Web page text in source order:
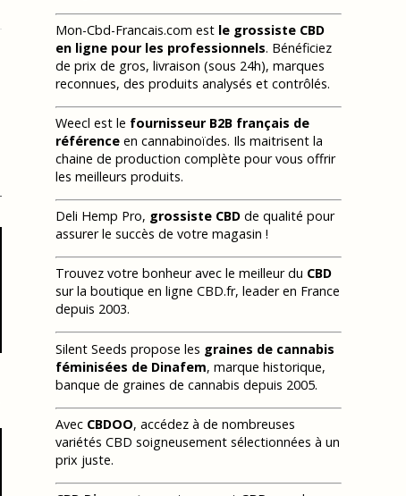
Mon-Cbd-Francais.com est le grossiste CBD
en ligne pour les professionnels. Bénéficiez
de prix de gros, livraison (sous 24h), marques
reconnues, des produits analysés et contrôlés.
Weecl est le fournisseur B2B français de
référence en cannabinoïdes. Ils maitrisent la
chaine de production complète pour vous offrir
les meilleurs produits.
Deli Hemp Pro, grossiste CBD de qualité pour
assurer le succès de votre magasin !
Trouvez votre bonheur avec le meilleur du CBD
sur la boutique en ligne CBD.fr, leader en France
depuis 2003.
Silent Seeds propose les graines de cannabis
féminisées de Dinafem, marque historique,
banque de graines de cannabis depuis 2005.
Avec CBDOO, accédez à de nombreuses
variétés CBD soigneusement sélectionnées à un
prix juste.